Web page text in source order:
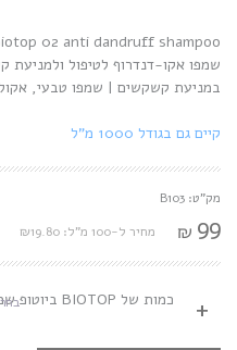
02 anti dandruff shampoo
שמפו אקו-דנדרוף לטיפול ולמניעת
במניעת קשקשים | שמפו טבעי,
קיים גם בגודל 1000 מ"ל
מק"ט: B103
₪ 99 מחיר ל-100 מ"ל: ₪19.80
+ כמות של BIOTOP ביוטופ שמפו 02 נגד קשקשים | 500 מ"ל